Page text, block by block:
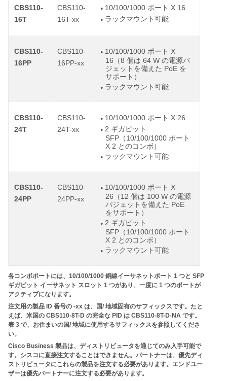
CBS110-
16T
CBS110-
16T-xx
● 10/100/1000 ポート X 16
● ラックマウント可能
CBS110-
16PP
CBS110-
16PP-xx
● 10/100/1000 ポート X
16（8 個は 64 W の電源バ
ジェットを備えた PoE を
サポート）
● ラックマウント可能
CBS110-
24T
CBS110-
24T-xx
● 10/100/1000 ポート X 26
● 2 ギガビット
SFP（10/100/1000 ポート
X 2 とのコンボ）
● ラックマウント可能
CBS110-
24PP
CBS110-
24PP-xx
● 10/100/1000 ポート X
26（12 個は 100 W の電源
バジェットを備えた PoE
をサポート）
● 2 ギガビット
SFP（10/100/1000 ポート
X 2 とのコンボ）
● ラックマウント可能
各コンボポートには、 10/100/1000 銅線イーサネットポート 1 つと SFP
ギガビット イーサネット スロット 1 つがあり、一度に 1 つのポートが
アクティブになります。
注文用の製品 ID 番号の -xx は、国/ 地域固有のサフィックスです。たと
えば、米国の CBS110-8T-D の完全な PID は CBS110-8T-D-NA です。
表 3 で、お住まいの国/ 地域に使用するサフィックスを参照してくださ
い。
Cisco Business 製品は、ディストリビュータを通じてのみ入手可能で
す。シスコに直接注文することはできません。パートナーは、優先ディ
ストリビュータにこれらの製品を注文する必要があります。エンドユー
ザーは優先パートナーに注文する必要があります。